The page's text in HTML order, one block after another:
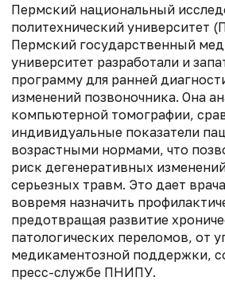
Пермский национальный
политехнический университет
Пермский государственный
университет разработали и
программу для ранней
изменений позвоночника. Она
компьютерной томографии,
индивидуальные показатели
возрастными нормами, что
риск дегенеративных
серьезных травм. Это дает
вовремя назначить
предотвращая развитие
патологических переломов, от
медикаментозной поддержки,
пресс-службе ПНИПУ.